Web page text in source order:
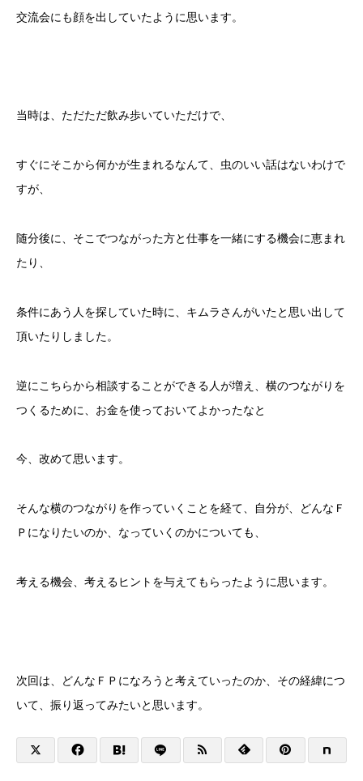
交流会にも顔を出していたように思います。
当時は、ただただ飲み歩いていただけで、
すぐにそこから何かが生まれるなんて、虫のいい話はないわけで
すが、
随分後に、そこでつながった方と仕事を一緒にする機会に恵まれ
たり、
条件にあう人を探していた時に、キムラさんがいたと思い出して
頂いたりしました。
逆にこちらから相談することができる人が増え、横のつながりを
つくるために、お金を使っておいてよかったなと
今、改めて思います。
そんな横のつながりを作っていくことを経て、自分が、どんなＦ
Ｐになりたいのか、なっていくのかについても、
考える機会、考えるヒントを与えてもらったように思います。
次回は、どんなＦＰになろうと考えていったのか、その経緯につ
いて、振り返ってみたいと思います。